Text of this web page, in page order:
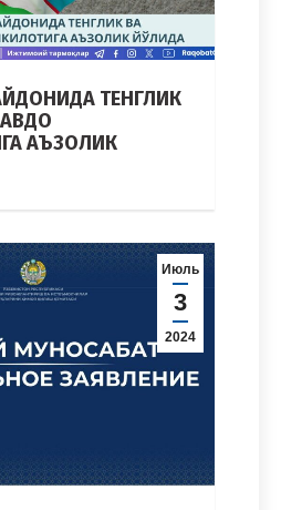
ТЕНГЛИК
АЪЗОЛИК
Июль
3
2024